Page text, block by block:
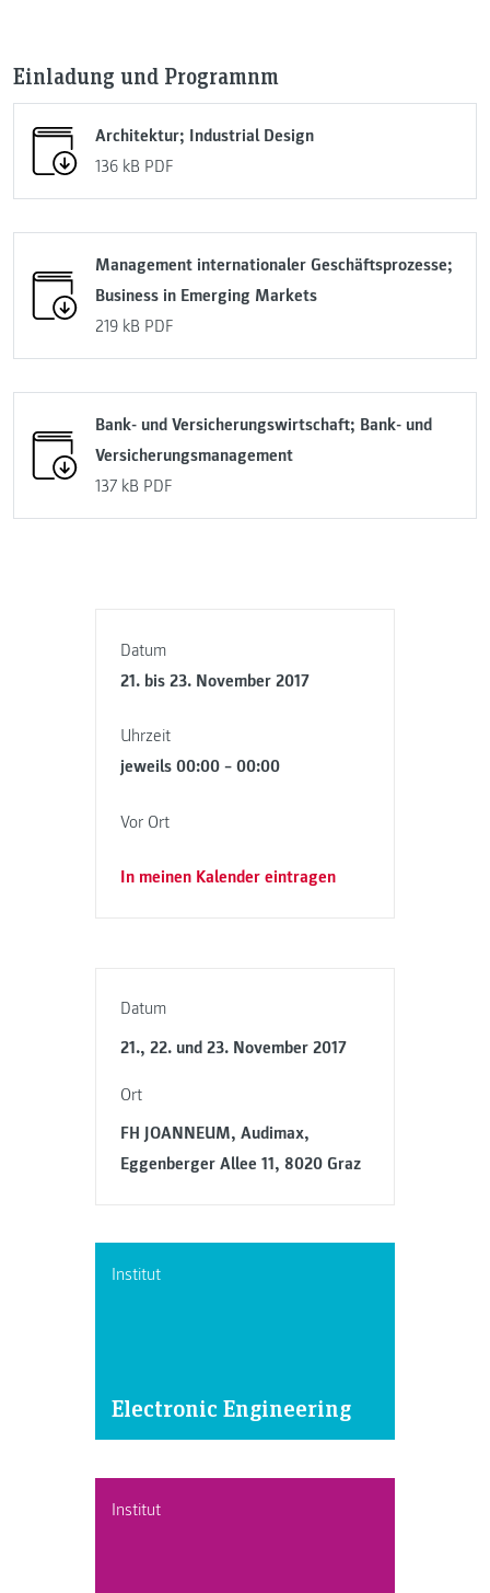
Datum
21. bis 23. November 2017
Uhrzeit
jeweils 00:00 – 00:00
Vor Ort
In meinen Kalender eintragen
Datum
21., 22. und 23. November 2017
Ort
FH JOANNEUM, Audimax,
Eggenberger Allee 11, 8020 Graz
Institut
Electronic Engineering
Institut
Einladung und Programnm
Architektur; Industrial Design
136 kB PDF
Management internationaler Geschäftsprozesse;
Business in Emerging Markets
219 kB PDF
Bank- und Versicherungswirtschaft; Bank- und
Versicherungsmanagement
137 kB PDF